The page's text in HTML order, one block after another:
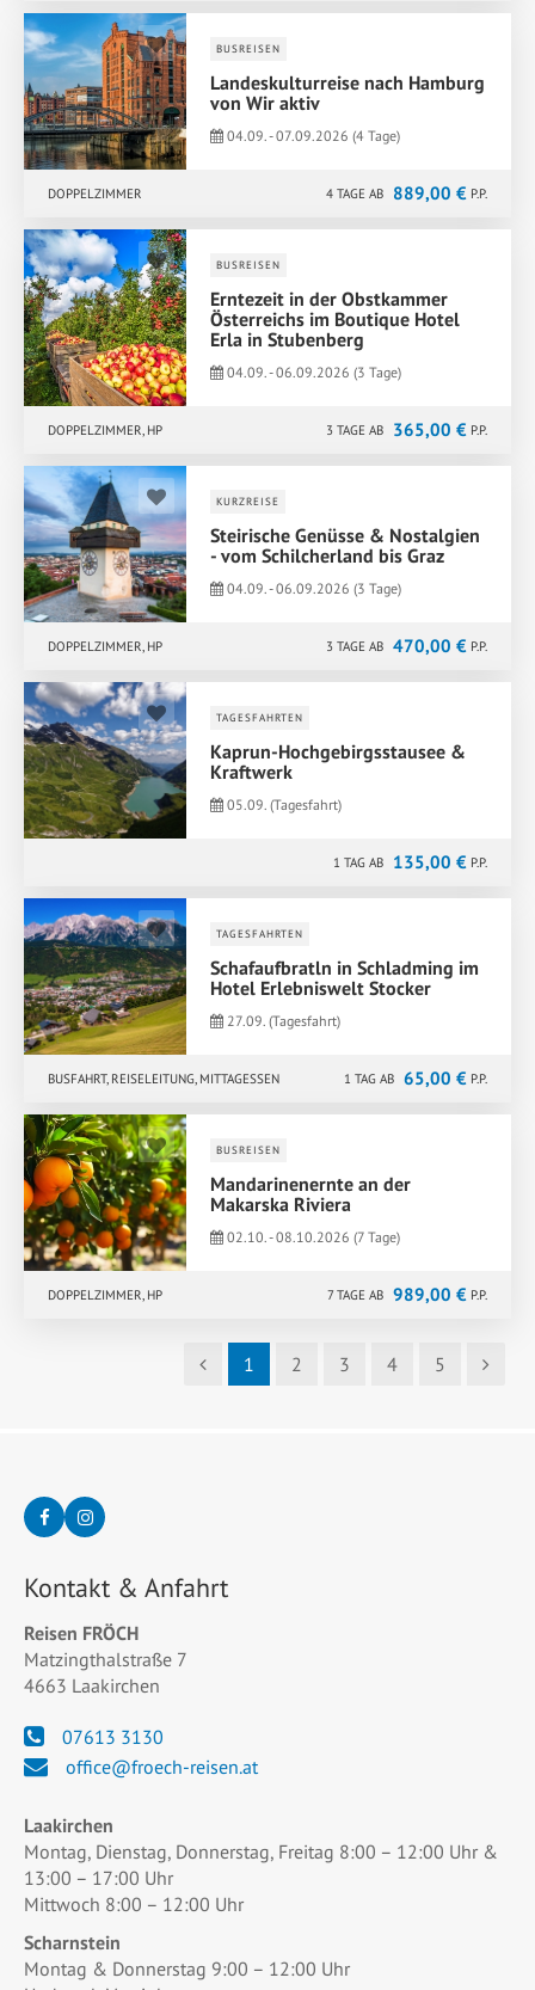
BUSREISEN
Landeskulturreise nach Hamburg
von Wir aktiv
04.09. - 07.09.2026 (4 Tage)
4 TAGE AB 889,00 € P.P.
DOPPELZIMMER
BUSREISEN
Erntezeit in der Obstkammer
Österreichs im Boutique Hotel
Erla in Stubenberg
04.09. - 06.09.2026 (3 Tage)
3 TAGE AB 365,00 € P.P.
DOPPELZIMMER, HP
KURZREISE
Steirische Genüsse & Nostalgien
- vom Schilcherland bis Graz
04.09. - 06.09.2026 (3 Tage)
3 TAGE AB 470,00 € P.P.
DOPPELZIMMER, HP
TAGESFAHRTEN
Kaprun-Hochgebirgsstausee &
Kraftwerk
05.09. (Tagesfahrt)
1 TAG AB 135,00 € P.P.
BUSFAHRT, KRAFTWERKSFÜHRUNG, SCHRÄGAUFZUG, STAUMAUERFÜHRUNG, 2-
GANG MENÜ
TAGESFAHRTEN
Schafaufbratln in Schladming im
Hotel Erlebniswelt Stocker
27.09. (Tagesfahrt)
1 TAG AB 65,00 € P.P.
BUSFAHRT, REISELEITUNG, MITTAGESSEN
BUSREISEN
Mandarinenernte an der
Makarska Riviera
02.10. - 08.10.2026 (7 Tage)
7 TAGE AB 989,00 € P.P.
DOPPELZIMMER, HP
1 2 3 4 5
Kontakt & Anfahrt
Reisen FRÖCH
Matzingthalstraße 7
4663 Laakirchen
07613 3130
office@froech-reisen.at
Laakirchen
Montag, Dienstag, Donnerstag, Freitag 8:00 – 12:00 Uhr &
13:00 – 17:00 Uhr
Mittwoch 8:00 – 12:00 Uhr
Scharnstein
Montag & Donnerstag 9:00 – 12:00 Uhr